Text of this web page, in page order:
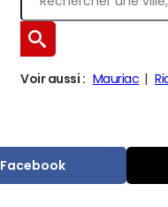
Voir aussi : Mauriac
Facebook